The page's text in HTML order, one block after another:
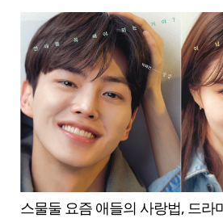
스물둘 요즘 애들의 사랑법, 드라